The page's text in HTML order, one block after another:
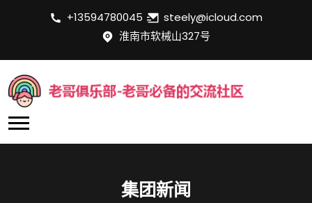
+13594780045
steely@icloud.com
淮南市软械山327号
集团新闻